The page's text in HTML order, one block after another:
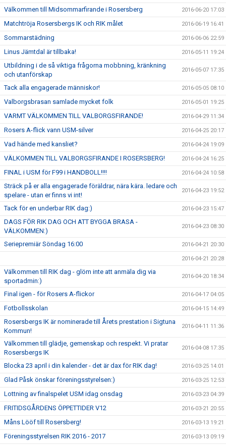
Välkommen till Midsommarfirande i Rosersberg 2016-06-20 17:03
Matchtröja Rosersbergs IK och RIK målet 2016-06-19 16:41
Sommarstädning 2016-06-06 22:59
Linus Jämtdal är tillbaka! 2016-05-11 19:24
Utbildning i de så viktiga frågorna mobbning, kränkning
och utanförskap
2016-05-07 17:35
Tack alla engagerade människor! 2016-05-05 08:10
Valborgsbrasan samlade mycket folk 2016-05-01 19:25
VARMT VÄLKOMMEN TILL VALBORGSFIRANDE! 2016-04-29 11:34
Rosers A-flick vann USM-silver 2016-04-25 20:17
Vad hände med kansliet? 2016-04-24 19:09
VÄLKOMMEN TILL VALBORGSFIRANDE I ROSERSBERG! 2016-04-24 16:25
FINAL i USM för F99 i HANDBOLL!!!! 2016-04-24 10:58
Sträck på er alla engagerade föräldrar, nära kära. ledare och
spelare - utan er finns vi int!
2016-04-23 19:52
Tack för en underbar RIK dag:) 2016-04-23 15:47
DAGS FÖR RIK DAG OCH ATT BYGGA BRASA -
VÄLKOMMEN:)
2016-04-23 08:30
Seriepremiär Söndag 16:00 2016-04-21 20:30
2016-04-21 20:28
Välkommen till RIK dag - glöm inte att anmäla dig via
sportadmin:)
2016-04-20 18:34
Final igen - för Rosers A-flickor 2016-04-17 04:05
Fotbollsskolan 2016-04-15 14:49
Rosersbergs IK är nominerade till Årets prestation i Sigtuna
Kommun!
2016-04-11 11:36
Välkommen till glädje, gemenskap och respekt. Vi pratar
Rosersbergs IK
2016-04-08 17:35
Blocka 23 april i din kalender - det är dax för RIK dag! 2016-03-25 14:01
Glad Påsk önskar föreningsstyrelsen:) 2016-03-25 12:53
Lottning av finalspelet USM idag onsdag 2016-03-23 04:39
FRITIDSGÅRDENS ÖPPETTIDER V12 2016-03-21 20:55
Måns Lööf till Rosersberg! 2016-03-13 19:21
Föreningsstyrelsen RIK 2016 - 2017 2016-03-13 09:19